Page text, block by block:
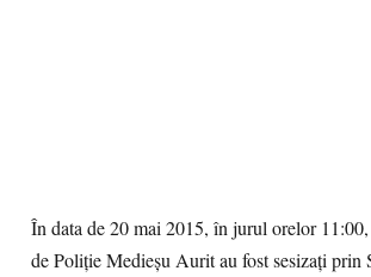
În data de 20 mai 2015, în jurul orelor
de Poliţie Medieşu Aurit au fost sesizaţi